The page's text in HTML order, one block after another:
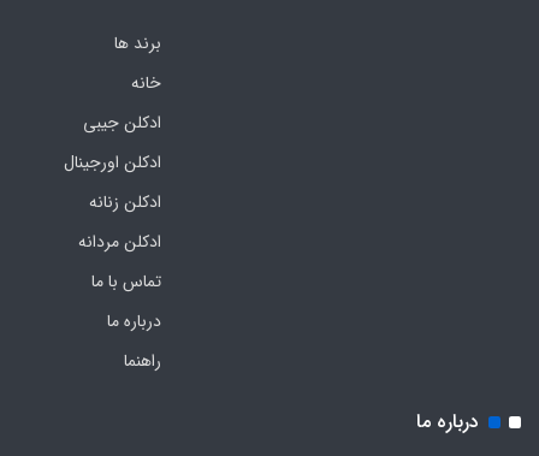
برند ها
خانه
ادکلن جیبی
ادکلن اورجینال
ادکلن زنانه
ادکلن مردانه
تماس با ما
درباره ما
راهنما
درباره ما